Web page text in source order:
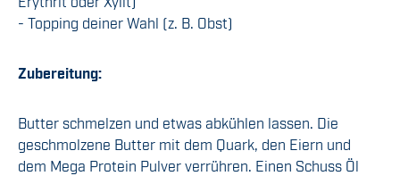
- Topping deiner Wahl (z. B. Obst)
Zubereitung:
Butter schmelzen und etwas abkühlen lassen. Die
geschmolzene Butter mit dem Quark, den Eiern und
dem Mega Protein Pulver verrühren. Einen Schuss Öl